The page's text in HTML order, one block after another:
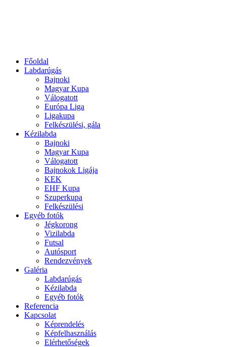
Főoldal
Labdarúgás
Bajnoki
Magyar Kupa
Válogatott
Európa Liga
Ligakupa
Felkészülési, gála
Kézilabda
Bajnoki
Magyar Kupa
Válogatott
Bajnokok Ligája
KEK
EHF Kupa
Szuperkupa
Felkészülési
Egyéb fotók
Jégkorong
Vizilabda
Futsal
Autósport
Rendezvények
Galéria
Labdarúgás
Kézilabda
Egyéb fotók
Referencia
Kapcsolat
Képrendelés
Képfelhasználás
Elérhetőségek